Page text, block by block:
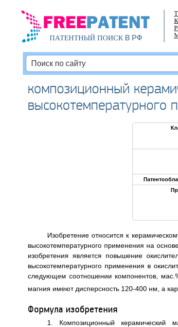
ПАТЕНТНЫЙ ПОИСКВ РФ
композиционный
высокотемпературного
Изобретение относится к
высокотемпературного применения на
изобретения является повышение
высокотемпературного применения в
следующем соотношении компонентов,
магния имеют дисперсность 120-400 нм, а
Формула изобретения
1. Композиционный керамический